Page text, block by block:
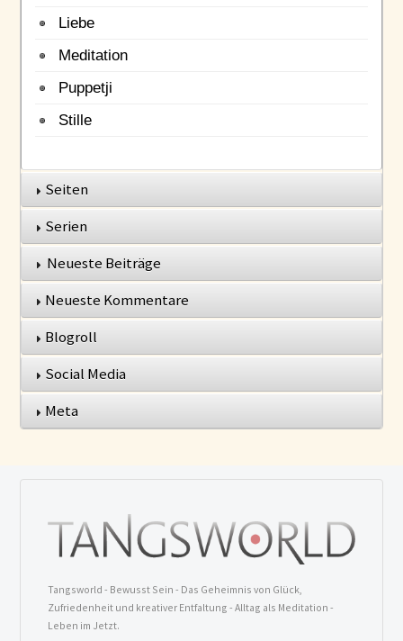
Liebe
Meditation
Puppetji
Stille
Seiten
Serien
Neueste Beiträge
Neueste Kommentare
Blogroll
Social Media
Meta
Tangsworld - Bewusst Sein - Das Geheimnis von Glück,
Zufriedenheit und kreativer Entfaltung - Alltag als Meditation -
Leben im Jetzt.